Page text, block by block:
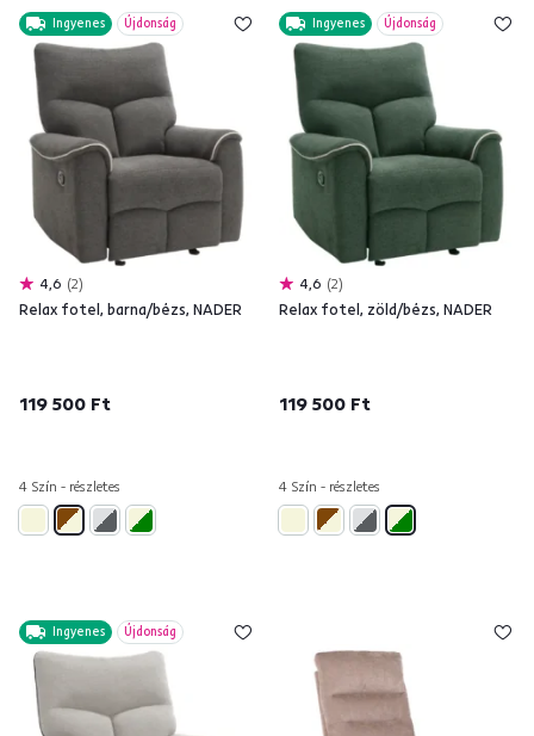
Ingyenes Újdonság
4,6 2
Relax fotel, barna/bézs, NADER
119 500 Ft
4 Szín - részletes
Ingyenes Újdonság
4,6 2
Relax fotel, zöld/bézs, NADER
119 500 Ft
4 Szín - részletes
Ingyenes Újdonság